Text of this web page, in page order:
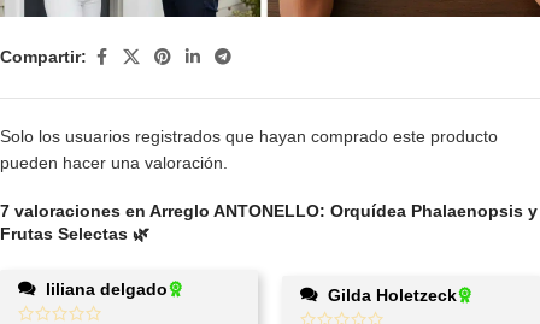
Compartir:
7 valoraciones en Arreglo ANTONELLO: Orquídea Phalaenopsis y
Frutas Selectas 🌿
liliana delgado Gilda Holetzeck
Solo los usuarios registrados que hayan comprado este producto
pueden hacer una valoración.